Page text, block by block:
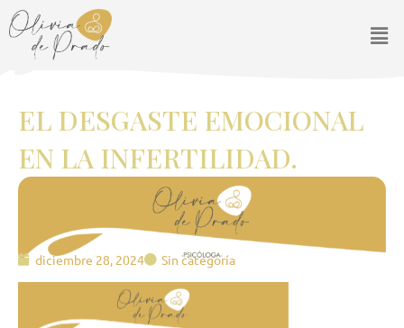
contenido
EL DESGASTE EMOCIONAL
EN LA INFERTILIDAD.
diciembre 28, 2024 Sin categoría